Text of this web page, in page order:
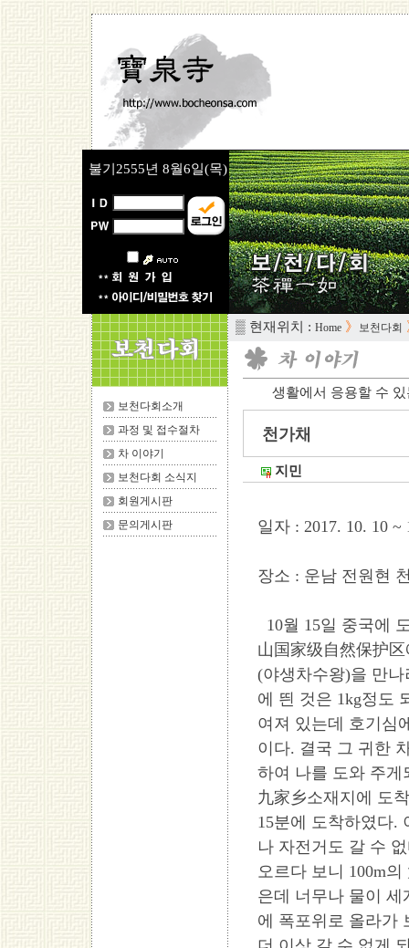
불기2555년 8월6일(목)
보천다회소개
과정 및 접수절차
차 이야기
보천다회 소식지
회원게시판
문의게시판
▒ 현재위치 : Home 》 보천다회
생활에서 응용할 수 있
천가채
지민
일자 : 2017. 10. 10 ~
장소 : 운남 전원현
10월 15일 중국에
山国家级自然保护
(야생차수왕)을 만
에 띈 것은 1kg정도
여져 있는데 호기심
이다. 결국 그 귀한
하여 나를 도와 주게
九家乡소재지에 도
15분에 도착하였다.
나 자전거도 갈 수
오르다 보니 100m
은데 너무나 물이
에 폭포위로 올라가